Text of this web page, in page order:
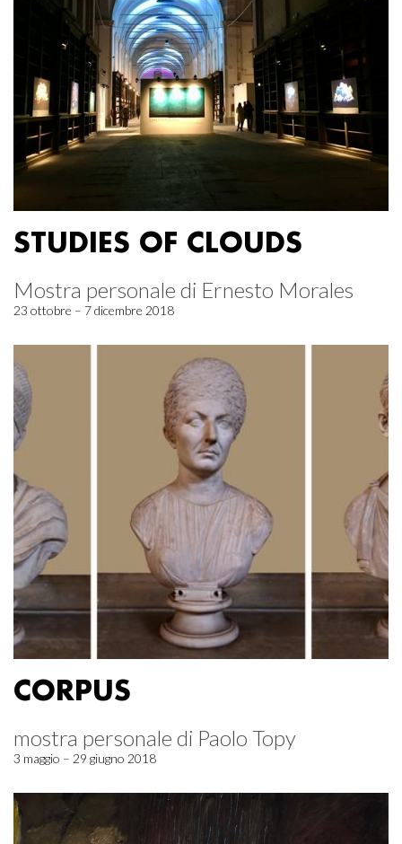
STUDIES OF CLOUDS
Mostra personale di Ernesto Morales
23 ottobre – 7 dicembre 2018
CORPUS
mostra personale di Paolo Topy
3 maggio – 29 giugno 2018